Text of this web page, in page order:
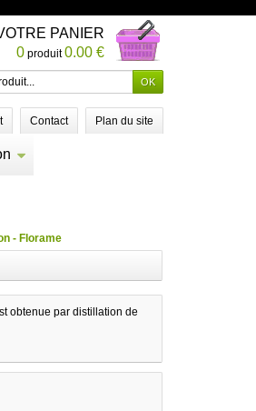
PANIER
0 produit0.00 €
Contact Plan du site
- Florame
obtenue par distillation de